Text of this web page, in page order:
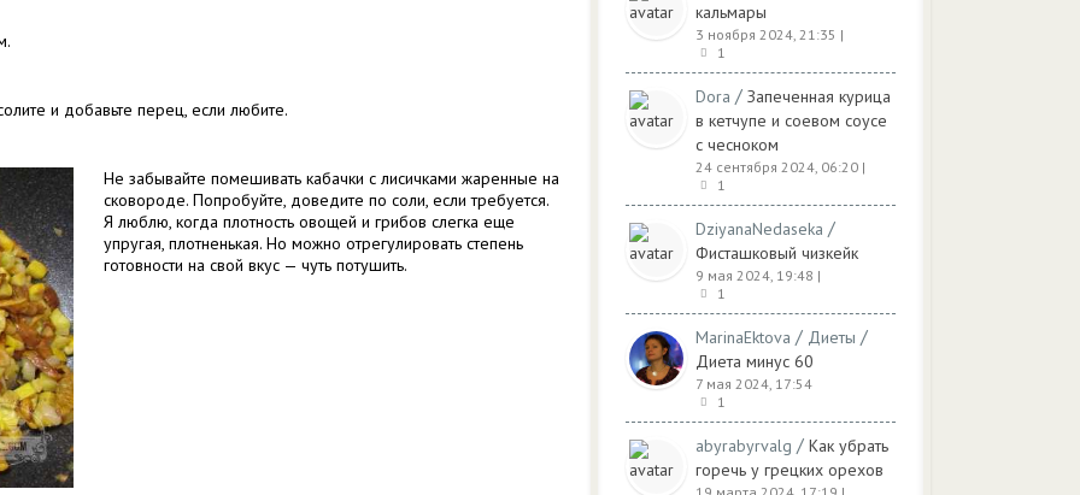
и добавьте перец, если любите.
Не забывайте помешивать кабачки с лисичками жаренные на
сковороде. Попробуйте, доведите по соли, если требуется.
Я люблю, когда плотность овощей и грибов слегка еще
упругая, плотненькая. Но можно отрегулировать степень
готовности на свой вкус — чуть потушить.
кальмары
3 ноября 2024, 21:35 |
1
Dora / Запеченная курица
в кетчупе и соевом соусе
с чесноком
24 сентября 2024, 06:20 |
1
DziyanaNedaseka /
Фисташковый чизкейк
9 мая 2024, 19:48 |
1
MarinaEktova / Диеты /
Диета минус 60
7 мая 2024, 17:54
1
abyrabyrvalg / Как убрать
горечь у грецких орехов